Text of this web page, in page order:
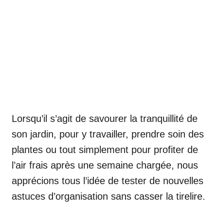
Lorsqu’il s’agit de savourer la tranquillité de
son jardin, pour y travailler, prendre soin des
plantes ou tout simplement pour profiter de
l’air frais après une semaine chargée, nous
apprécions tous l’idée de tester de nouvelles
astuces d’organisation sans casser la tirelire.